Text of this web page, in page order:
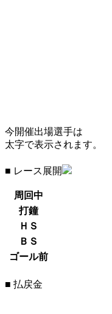
今開催出場選手は
太字で表示されます。
■ レース展開
周回中
打鐘
ＨＳ
ＢＳ
ゴール前
■ 払戻金